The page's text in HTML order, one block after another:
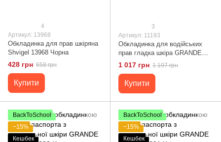
4
Артикул: 13968
Обкладинка для прав шкіряна
Shvigel 13968 Чорна
428 грн 658 грн
Купити
3
Артикул: 11193
Обкладинка для водійських
прав гладка шкіра GRANDE
PELLE 11193 Чорна
1 017 грн 1 197 грн
Купити
BackToSchool
−15%
Кешбек
BackToSchool
−15%
Кешбек